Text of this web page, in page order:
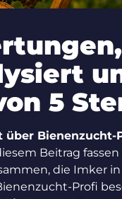
5
über Bienenzucht-
Beitrag
die Imker
Profi